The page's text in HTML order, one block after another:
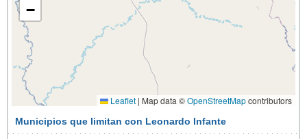
−
Leaflet | Map data ©OpenStreetMapcontributors
Municipios que limitan con Leonardo Infante